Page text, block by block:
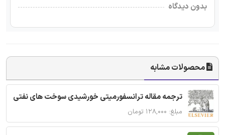
بدون دیدگاه
محصولات مشابه
ترجمه مقاله ترانسفورمیتی خورشیدی سوخت های نفتی
مبلغ: ۱۲۸,۰۰۰ تومان